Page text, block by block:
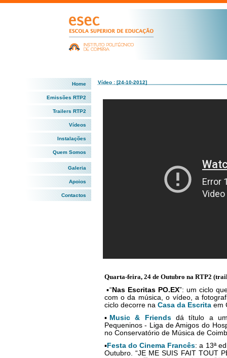
Home
Emissões RTP2
Trailers RTP2
Vídeos
Instalações
Quem Somos
Galeria
Apoios
Contactos
Vídeo : [24-10-2012]
Quarta-feira, 24 de Outubro na RTP2
▪“Nas Escritas PO.EX”: um ciclo
com o da música, o vídeo, a
ciclo decorre na Casa da Escritaem
▪ Music & Friendsdá título a um
Pequeninos - Liga de Amigos do
no Conservatório de Música de
▪Festa do Cinema Francês: a 13ª
Outubro. “JE ME SUIS FAIT TOUT